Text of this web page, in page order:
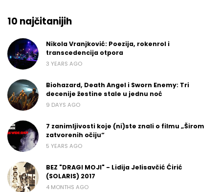
10 najčitanijih
Nikola Vranjković: Poezija, rokenrol i
transcedencija otpora
3 YEARS AGO
Biohazard, Death Angel i Sworn Enemy: Tri
decenije žestine stale u jednu noć
9 DAYS AGO
7 zanimljivosti koje (ni)ste znali o filmu „Širom
zatvorenih očiju“
5 YEARS AGO
BEZ "DRAGI MOJI" - Lidija Jelisavčić Ćirić
(SOLARIS) 2017
4 MONTHS AGO